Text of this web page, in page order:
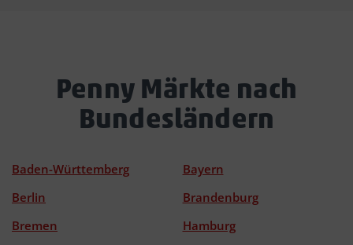
Penny Märkte nach
Bundesländern
Baden-Württemberg
Bayern
Berlin
Brandenburg
Bremen
Hamburg